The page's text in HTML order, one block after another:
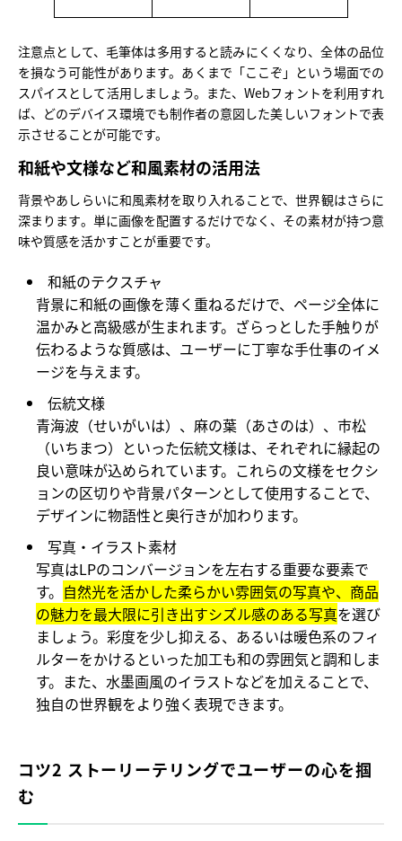
注意点として、毛筆体は多用すると読みにくくなり、全体の品位
を損なう可能性があります。あくまで「ここぞ」という場面での
スパイスとして活用しましょう。また、Webフォントを利用すれ
ば、どのデバイス環境でも制作者の意図した美しいフォントで表
示させることが可能です。
和紙や文様など和風素材の活用法
背景やあしらいに和風素材を取り入れることで、世界観はさらに
深まります。単に画像を配置するだけでなく、その素材が持つ意
味や質感を活かすことが重要です。
和紙のテクスチャ
背景に和紙の画像を薄く重ねるだけで、ページ全体に
温かみと高級感が生まれます。ざらっとした手触りが
伝わるような質感は、ユーザーに丁寧な手仕事のイメ
ージを与えます。
伝統文様
青海波（せいがいは）、麻の葉（あさのは）、市松
（いちまつ）といった伝統文様は、それぞれに縁起の
良い意味が込められています。これらの文様をセクシ
ョンの区切りや背景パターンとして使用することで、
デザインに物語性と奥行きが加わります。
写真・イラスト素材
写真はLPのコンバージョンを左右する重要な要素で
す。 自然光を活かした柔らかい雰囲気の写真や、商品
の魅力を最大限に引き出すシズル感のある写真を選び
ましょう。彩度を少し抑える、あるいは暖色系のフィ
ルターをかけるといった加工も和の雰囲気と調和しま
す。また、水墨画風のイラストなどを加えることで、
独自の世界観をより強く表現できます。
コツ2 ストーリーテリングでユーザーの心を掴
む